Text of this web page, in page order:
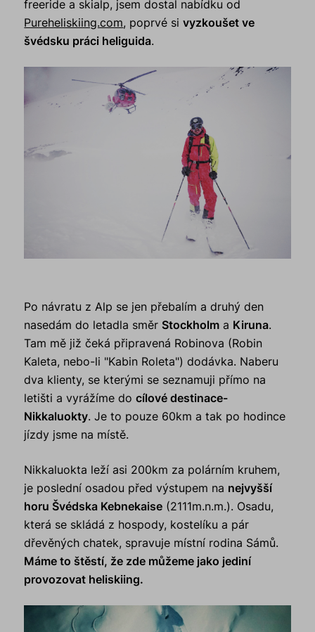
freeride a skialp, jsem dostal nabídku od
Pureheliskiing.com, poprvé sivyzkoušet ve
švédsku práci heliguida.
Po návratu z Alp se jen přebalím a druhý den
nasedám do letadla směr Stockholm a Kiruna.
Tam mě již čeká připravená Robinova (Robin
Kaleta, nebo-li "Kabin Roleta") dodávka. Naberu
dva klienty, se kterými se seznamuji přímo na
letišti a vyrážíme docílové destinace-
Nikkaluokty. Je to pouze 60km a tak po hodince
jízdy jsme na místě.
Nikkaluokta leží asi 200km za polárním kruhem,
je poslední osadou před výstupem na nejvyšší
horu Švédska Kebnekaise (2111m.n.m.). Osadu,
která se skládá z hospody, kostelíku a pár
dřevěných chatek, spravuje místní rodina Sámů.
Máme to štěstí, že zde můžeme jako jediní
provozovat heliskiing.